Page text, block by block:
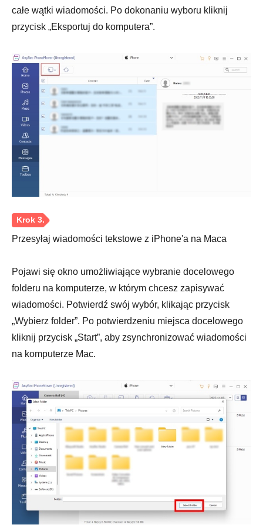
Krok 1.
całe wątki wiadomości. Po dokonaniu wyboru kliknij
przycisk „Eksportuj do komputera”.
Przesyłaj wiadomości tekstowe z iPhone'a na Maca
Pojawi się okno umożliwiające wybranie docelowego
folderu na komputerze, w którym chcesz zapisywać
wiadomości. Potwierdź swój wybór, klikając przycisk
„Wybierz folder”. Po potwierdzeniu miejsca docelowego
kliknij przycisk „Start”, aby zsynchronizować wiadomości
na komputerze Mac.